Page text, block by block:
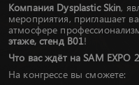
Компания Dysplastic Skin,
мероприятия, приглашает
атмосфере
этаже, стенд В01!
Что вас ждёт на SAM EXPO
На конгрессе вы сможете: